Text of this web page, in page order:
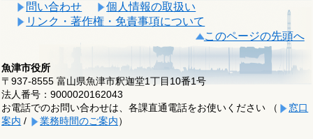
問い合わせ
個人情報の取扱い
リンク・著作権・免責事項について
このページの先頭へ
魚津市役所
〒937-8555 富山県魚津市釈迦堂1丁目10番1号
法人番号：9000020162043
お電話でのお問い合わせは、各課直通電話をお使いください （
窓口
案内 / 業務時間のご案内）